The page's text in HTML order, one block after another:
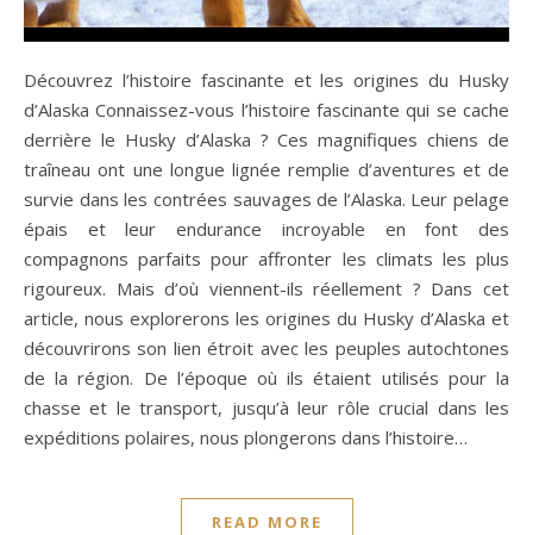
Découvrez l’histoire fascinante et les origines du Husky
d’Alaska Connaissez-vous l’histoire fascinante qui se cache
derrière le Husky d’Alaska ? Ces magnifiques chiens de
traîneau ont une longue lignée remplie d’aventures et de
survie dans les contrées sauvages de l’Alaska. Leur pelage
épais et leur endurance incroyable en font des
compagnons parfaits pour affronter les climats les plus
rigoureux. Mais d’où viennent-ils réellement ? Dans cet
article, nous explorerons les origines du Husky d’Alaska et
découvrirons son lien étroit avec les peuples autochtones
de la région. De l’époque où ils étaient utilisés pour la
chasse et le transport, jusqu’à leur rôle crucial dans les
expéditions polaires, nous plongerons dans l’histoire…
READ MORE